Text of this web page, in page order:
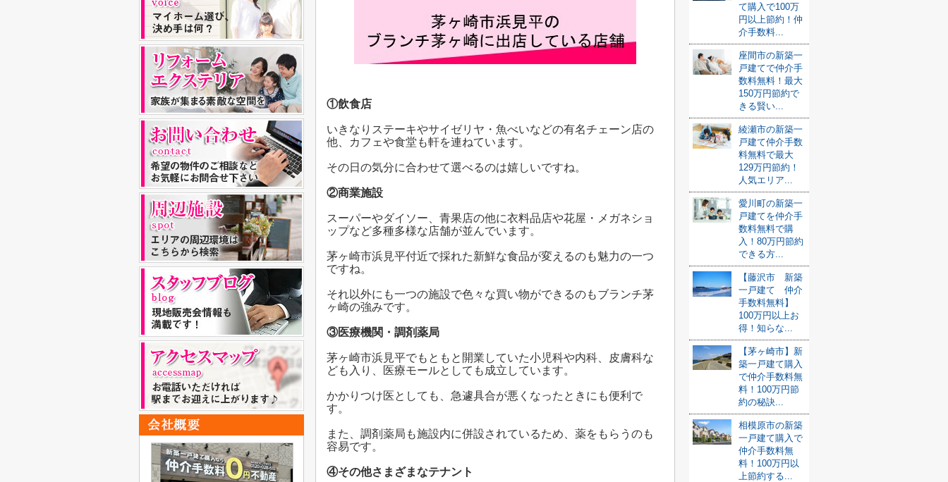
①飲食店
いきなりステーキやサイゼリヤ・魚べいなどの有名チェーン店の
他、カフェや食堂も軒を連ねています。
その日の気分に合わせて選べるのは嬉しいですね。
②商業施設
スーパーやダイソー、青果店の他に衣料品店や花屋・メガネショ
ップなど多種多様な店舗が並んでいます。
茅ヶ崎市浜見平付近で採れた新鮮な食品が変えるのも魅力の一つ
ですね。
それ以外にも一つの施設で色々な買い物ができるのもブランチ茅
ヶ崎の強みです。
③医療機関・調剤薬局
茅ヶ崎市浜見平でもともと開業していた小児科や内科、皮膚科な
ども入り、医療モールとしても成立しています。
かかりつけ医としても、急遽具合が悪くなったときにも便利で
す。
また、調剤薬局も施設内に併設されているため、薬をもらうのも
容易です。
④その他さまざまなテナント
て購入で100万
円以上節約！仲
介手数料...
座間市の新築一
戸建てで仲介手
数料無料！最大
150万円節約で
きる賢い...
綾瀬市の新築一
戸建て仲介手数
料無料で最大
129万円節約！
人気エリア...
愛川町の新築一
戸建てを仲介手
数料無料で購
入！80万円節約
できる方...
【藤沢市 新築
一戸建て 仲介
手数料無料】
100万円以上お
得！知らな...
【茅ヶ崎市】新
築一戸建て購入
で仲介手数料無
料！100万円節
約の秘訣...
相模原市の新築
一戸建て購入で
仲介手数料無
料！100万円以
上節約する...